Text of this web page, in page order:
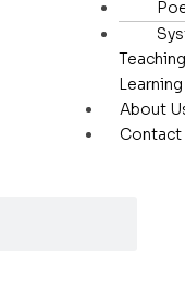
Learning
About
Contact